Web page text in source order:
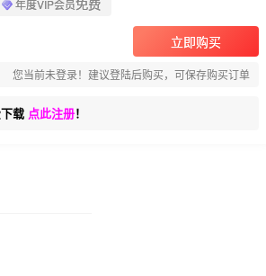
年度VIP会员
立即购买
您当前未登录！建议登陆后购买，可保存购买订单
载 点此注册！